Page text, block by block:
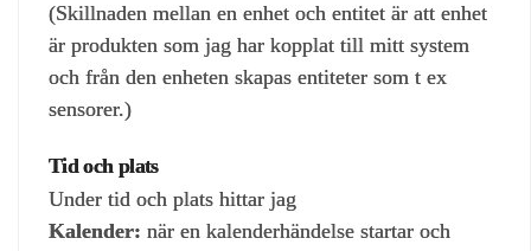
(Skillnaden mellan en enhet och entitet är att enhet
är produkten som jag har kopplat till mitt system
och från den enheten skapas entiteter som t ex
sensorer.)
Tid och plats
Under tid och plats hittar jag
Kalender: när en kalenderhändelse startar och